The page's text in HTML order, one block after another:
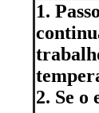
1.
2. Se